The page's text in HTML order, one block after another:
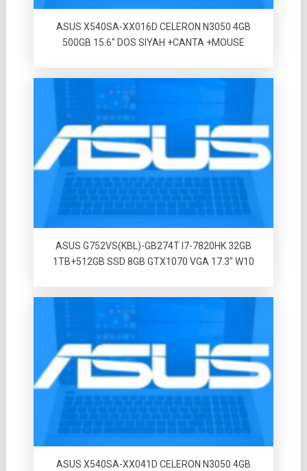
ASUS X540SA-XX016D CELERON N3050 4GB
500GB 15.6″ DOS SIYAH +CANTA +MOUSE
ASUS G752VS(KBL)-GB274T I7-7820HK 32GB
1TB+512GB SSD 8GB GTX1070 VGA 17.3″ W10
ASUS X540SA-XX041D CELERON N3050 4GB